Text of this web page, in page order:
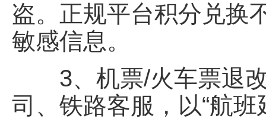
盗。正规平台积分兑换
敏感信息。
3、机票/火车票退改
司、铁路客服，以“航班